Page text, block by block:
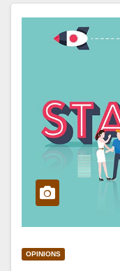
OPINIONS